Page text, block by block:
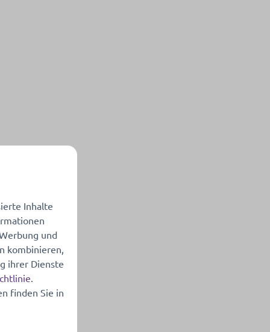
Inhalte
und
kombinieren,
ihrer Dienste
.
finden Sie in